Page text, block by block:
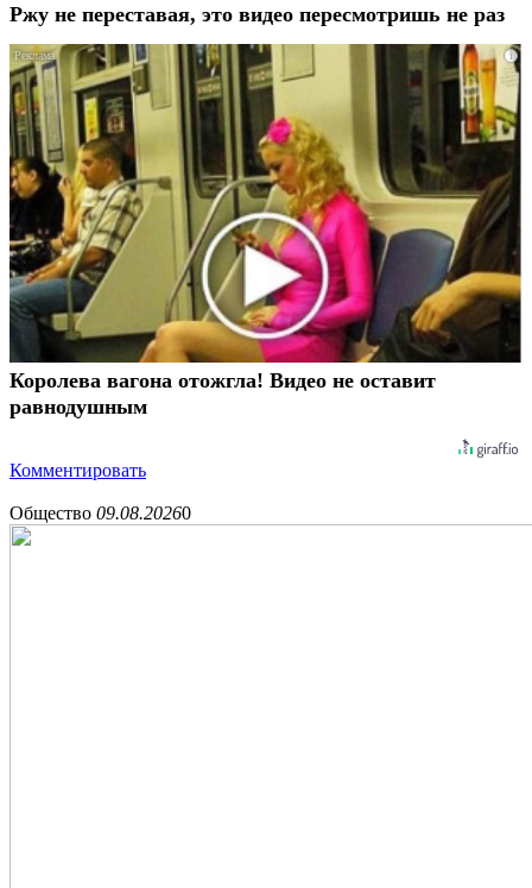
Ржу не переставая, это видео пересмотришь не раз
i
Королева вагона отожгла! Видео не оставит
равнодушным
Комментировать
Общество 09.08.20260